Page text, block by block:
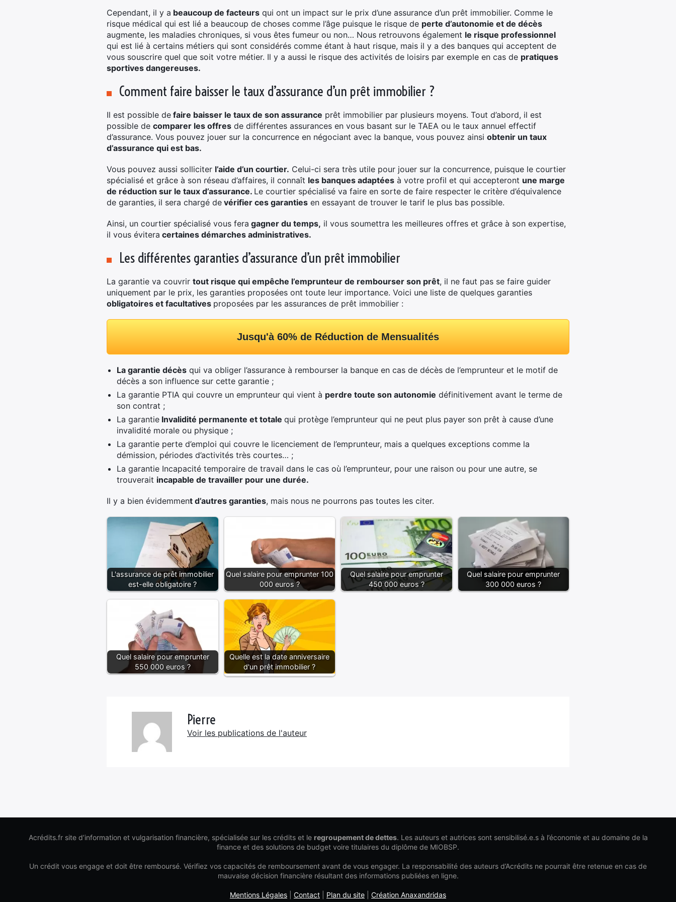
Cependant, il y a beaucoup de facteurs qui ont un impact sur le prix d’une assurance d’un prêt immobilier. Comme le
risque médical qui est lié a beaucoup de choses comme l’âge puisque le risque de perte d’autonomie et de décès
augmente, les maladies chroniques, si vous êtes fumeur ou non… Nous retrouvons également le risque professionnel
qui est lié à certains métiers qui sont considérés comme étant à haut risque, mais il y a des banques qui acceptent de
vous souscrire quel que soit votre métier. Il y a aussi le risque des activités de loisirs par exemple en cas de pratiques
sportives dangereuses.
Comment faire baisser le taux d’assurance d’un prêt immobilier ?
Il est possible de faire baisser le taux de son assurance prêt immobilier par plusieurs moyens. Tout d’abord, il est
possible de comparer les offres de différentes assurances en vous basant sur le TAEA ou le taux annuel effectif
d’assurance. Vous pouvez jouer sur la concurrence en négociant avec la banque, vous pouvez ainsi obtenir un taux
d’assurance qui est bas.
Vous pouvez aussi solliciter l’aide d’un courtier. Celui-ci sera très utile pour jouer sur la concurrence, puisque le courtier
spécialisé et grâce à son réseau d’affaires, il connaît les banques adaptées à votre profil et qui accepteront une marge
de réduction sur le taux d’assurance. Le courtier spécialisé va faire en sorte de faire respecter le critère d’équivalence
de garanties, il sera chargé de vérifier ces garanties en essayant de trouver le tarif le plus bas possible.
Ainsi, un courtier spécialisé vous fera gagner du temps, il vous soumettra les meilleures offres et grâce à son expertise,
il vous évitera certaines démarches administratives.
Les différentes garanties d’assurance d’un prêt immobilier
La garantie va couvrir tout risque qui empêche l’emprunteur de rembourser son prêt, il ne faut pas se faire guider
uniquement par le prix, les garanties proposées ont toute leur importance. Voici une liste de quelques garanties
obligatoires et facultatives proposées par les assurances de prêt immobilier :
Jusqu'à 60% de Réduction de Mensualités
La garantie décès qui va obliger l’assurance à rembourser la banque en cas de décès de l’emprunteur et le motif de
décès a son influence sur cette garantie ;
La garantie PTIA qui couvre un emprunteur qui vient à perdre toute son autonomie définitivement avant le terme de
son contrat ;
La garantie Invalidité permanente et totale qui protège l’emprunteur qui ne peut plus payer son prêt à cause d’une
invalidité morale ou physique ;
La garantie perte d’emploi qui couvre le licenciement de l’emprunteur, mais a quelques exceptions comme la
démission, périodes d’activités très courtes… ;
La garantie Incapacité temporaire de travail dans le cas où l’emprunteur, pour une raison ou pour une autre, se
trouverait incapable de travailler pour une durée.
Il y a bien évidemment d’autres garanties, mais nous ne pourrons pas toutes les citer.
L'assurance de prêt immobilier
est-elle obligatoire ?
Quel salaire pour emprunter 100
000 euros ?
Quel salaire pour emprunter
450 000 euros ?
Quel salaire pour emprunter
300 000 euros ?
Quel salaire pour emprunter
550 000 euros ?
Quelle est la date anniversaire
d'un prêt immobilier ?
Pierre
Voir les publications de l'auteur
Acrédits.fr site d’information et vulgarisation financière, spécialisée sur les crédits et le regroupement de dettes. Les auteurs et autrices sont sensibilisé.e.s à l’économie et au domaine de la
finance et des solutions de budget voire titulaires du diplôme de MIOBSP.
Un crédit vous engage et doit être remboursé. Vérifiez vos capacités de remboursement avant de vous engager. La responsabilité des auteurs d’Acrédits ne pourrait être retenue en cas de
mauvaise décision financière résultant des informations publiées en ligne.
Mentions Légales Contact Plan du site Création Anaxandridas